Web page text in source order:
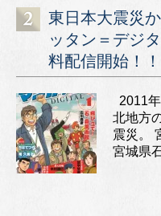
東日本大震災
ッタン＝デジ
料配信開始！！
2011
北地方
震災。
宮城県